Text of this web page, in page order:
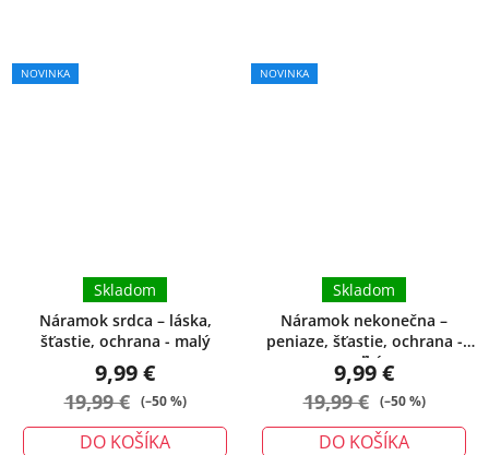
NOVINKA
Náramok srdca – láska,
šťastie, ochrana - malý
Skladom
9,99 €
19,99 € (–50 %)
DO KOŠÍKA
NOVINKA
Náramok nekonečna –
peniaze, šťastie, ochrana -
veľký
Skladom
9,99 €
19,99 € (–50 %)
DO KOŠÍKA